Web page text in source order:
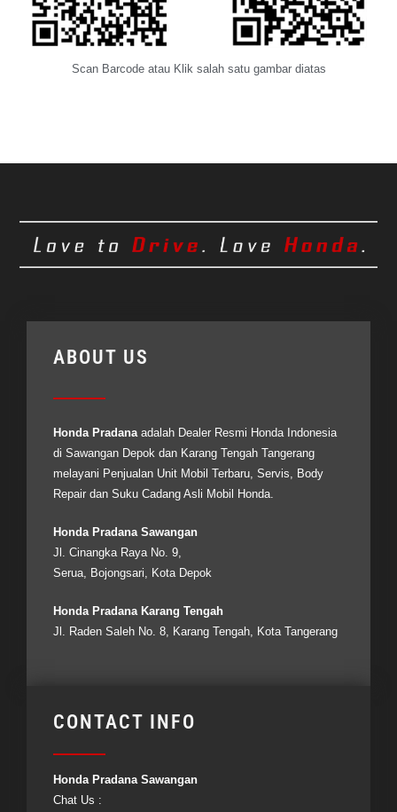
Scan Barcode atau Klik salah satu gambar diatas
ABOUT US
Honda Pradana adalah Dealer Resmi Honda Indonesia
di Sawangan Depok dan Karang Tengah Tangerang
melayani Penjualan Unit Mobil Terbaru, Servis, Body
Repair dan Suku Cadang Asli Mobil Honda.
Honda Pradana Sawangan
Jl. Cinangka Raya No. 9,
Serua, Bojongsari, Kota Depok
Honda Pradana Karang Tengah
Jl. Raden Saleh No. 8, Karang Tengah, Kota Tangerang
CONTACT INFO
Honda Pradana Sawangan
Chat Us :